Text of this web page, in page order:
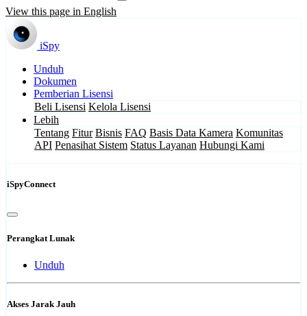
View this page in English
iSpy
Unduh
Dokumen
Pemberian Lisensi
Beli Lisensi Kelola Lisensi
Lebih
Tentang Fitur Bisnis FAQ Basis Data Kamera Komunitas
API Penasihat Sistem Status Layanan Hubungi Kami
iSpyConnect
Perangkat Lunak
Unduh
Akses Jarak Jauh